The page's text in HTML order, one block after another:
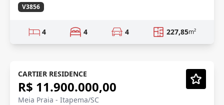
V3856
4 4 4 227,85m²
SHOWROOM
Vídeo
Mobiliado
CARTIER RESIDENCE
R$ 11.900.000,00
Meia Praia - Itapema/SC